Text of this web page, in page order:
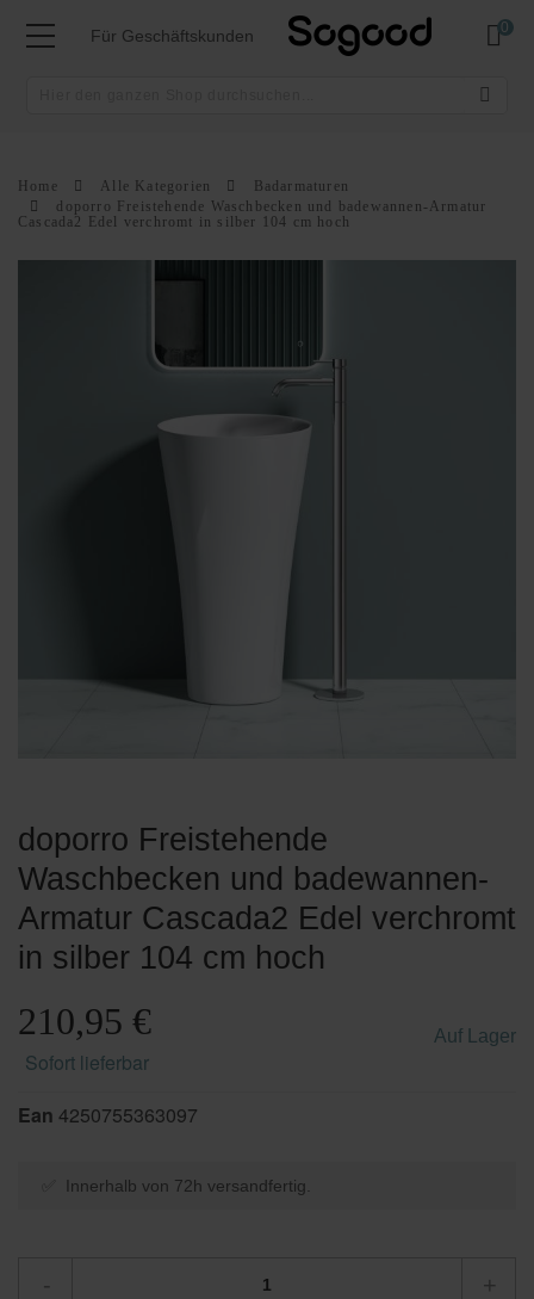
Für Geschäftskunden
Home Alle Kategorien
Badarmaturen
doporro Freistehende Waschbecken und badewannen-Armatur
Cascada2 Edel verchromt in silber 104 cm hoch
doporro Freistehende
Waschbecken und badewannen-
Armatur Cascada2 Edel verchromt
in silber 104 cm hoch
210,95 €
Sofort lieferbar
Auf Lager
Ean 4250755363097
✅ Innerhalb von 72h versandfertig.
- +